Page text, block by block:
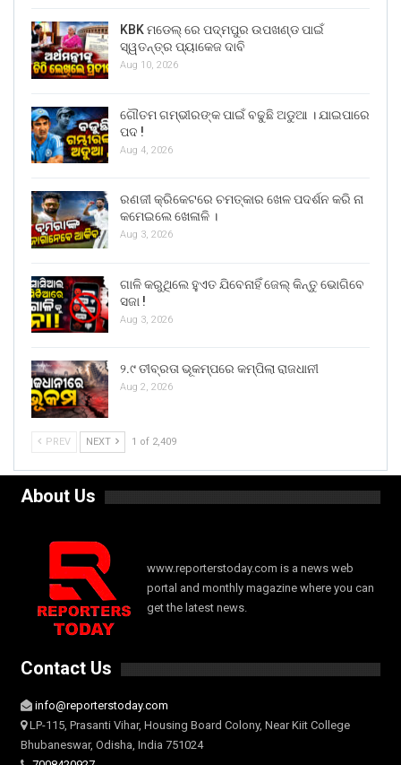
KBK ମଡେଲ୍ ରେ ପଦ୍ମପୁର ଉପଖଣ୍ଡ ପାଇଁ
ସ୍ୱତନ୍ତ୍ର ପ୍ୟାକେଜ ଦାବି
Aug 10, 2026
ଗୌତମ ଗମ୍ଭୀରଙ୍କ ପାଇଁ ବଢୁଛି ଅଡୁଆ । ଯାଇପାରେ
ପଦ !
Aug 4, 2026
ରଣଜୀ କ୍ରିକେଟରେ ଚମତ୍କାର ଖେଳ ପଦର୍ଶନ କରି ନା
କମେଇଲେ ଖେଳାଳି ।
Aug 3, 2026
ଗାଳି କରୁଥିଲେ ହୁଏତ ଯିବେନାହିଁ ଜେଲ୍ କିନ୍ତୁ ଭୋଗିବେ
ସଜା !
Aug 3, 2026
୨.୯ ତୀବ୍ରତା ଭୂକମ୍ପରେ କମ୍ପିଲା ରାଜଧାନୀ
Aug 2, 2026
PREV NEXT 1 of 2,409
About Us
www.reporterstoday.com is a news web
portal and monthly magazine where you can
get the latest news.
Contact Us
info@reporterstoday.com
LP-115, Prasanti Vihar, Housing Board Colony, Near Kiit College
Bhubaneswar, Odisha, India 751024